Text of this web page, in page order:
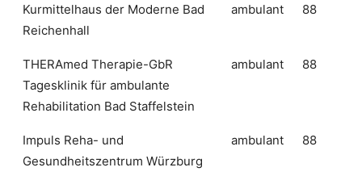
Kurmittelhaus der Moderne Bad
Reichenhall
ambulant 88
THERAmed Therapie-GbR
Tagesklinik für ambulante
Rehabilitation Bad Staffelstein
ambulant 88
Impuls Reha- und
Gesundheitszentrum Würzburg
ambulant 88